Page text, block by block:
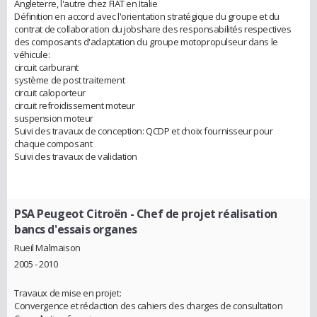
Angleterre, l'autre chez FIAT en Italie
Définition en accord avec l'orientation stratégique du groupe et du
contrat de collaboration du jobshare des responsabilités respectives
des composants d'adaptation du groupe motopropulseur dans le
véhicule:
circuit carburant
système de post traitement
circuit caloporteur
circuit refroidissement moteur
suspension moteur
Suivi des travaux de conception: QCDP et choix fournisseur pour
chaque composant
Suivi des travaux de validation
PSA Peugeot Citroën - Chef de projet réalisation
bancs d'essais organes
Rueil Malmaison
2005 - 2010
Travaux de mise en projet:
Convergence et rédaction des cahiers des charges de consultation